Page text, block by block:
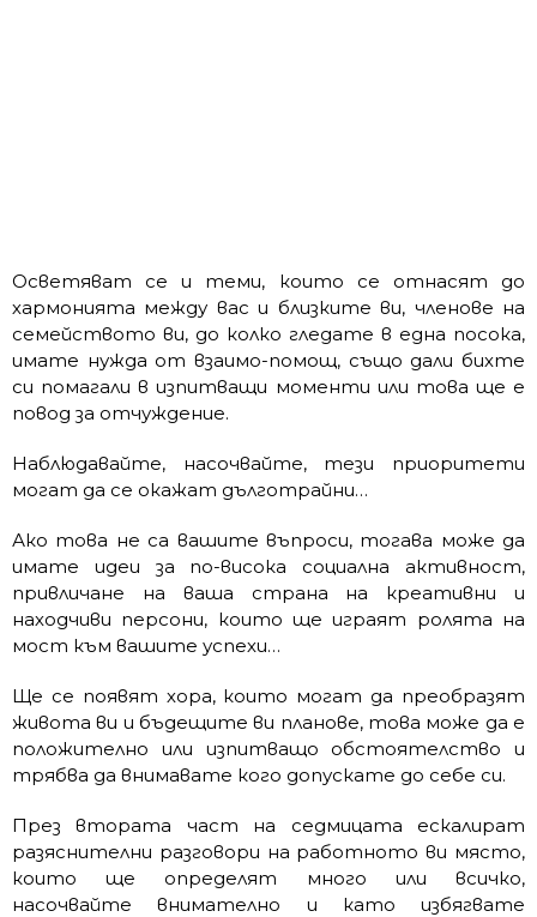
Осветяват се и теми, които се отнасят до
хармонията между вас и близките ви, членове на
семейството ви, до колко гледате в една посока,
имате нужда от взаимо-помощ, също дали бихте
си помагали в изпитващи моменти или това ще е
повод за отчуждение.
Наблюдавайте, насочвайте, тези приоритети
могат да се окажат дълготрайни…
Ако това не са вашите въпроси, тогава може да
имате идеи за по-висока социална активност,
привличане на ваша страна на креативни и
находчиви персони, които ще играят ролята на
мост към вашите успехи…
Ще се появят хора, които могат да преобразят
живота ви и бъдещите ви планове, това може да е
положително или изпитващо обстоятелство и
трябва да внимавате кого допускате до себе си.
През втората част на седмицата ескалират
разяснителни разговори на работното ви място,
които ще определят много или всичко,
насочвайте внимателно и като избягвате